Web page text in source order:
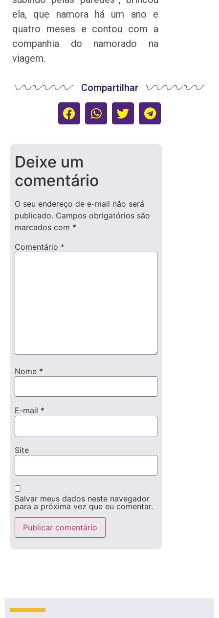
ela, que namora há um ano e
quatro meses e contou com a
companhia do namorado na
viagem.
Compartilhar
Deixe um
comentário
O seu endereço de e-mail não será
publicado. Campos obrigatórios são
marcados com *
Comentário *
Nome *
E-mail *
Site
Salvar meus dados neste navegador
para a próxima vez que eu comentar.